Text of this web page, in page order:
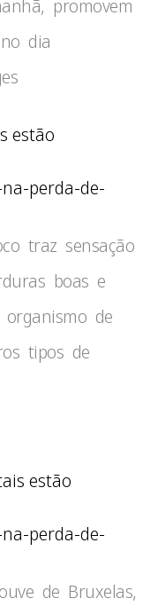
promovem
dia
perda-de-
traz sensação
boas e
de
tipos de
perda-de-
de Bruxelas,